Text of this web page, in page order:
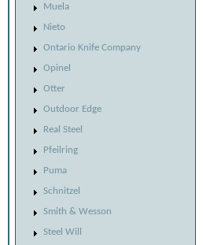
Muela
Nieto
Ontario Knife Company
Opinel
Otter
Outdoor Edge
Real Steel
Pfeilring
Puma
Schnitzel
Smith & Wesson
Steel Will